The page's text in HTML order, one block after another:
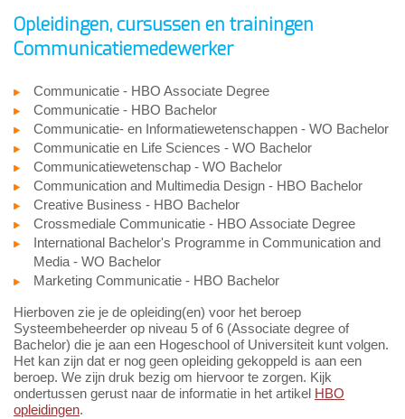
Opleidingen, cursussen en trainingen
Communicatiemedewerker
Communicatie - HBO Associate Degree
Communicatie - HBO Bachelor
Communicatie- en Informatiewetenschappen - WO Bachelor
Communicatie en Life Sciences - WO Bachelor
Communicatiewetenschap - WO Bachelor
Communication and Multimedia Design - HBO Bachelor
Creative Business - HBO Bachelor
Crossmediale Communicatie - HBO Associate Degree
International Bachelor's Programme in Communication and
Media - WO Bachelor
Marketing Communicatie - HBO Bachelor
Hierboven zie je de opleiding(en) voor het beroep
Systeembeheerder op niveau 5 of 6 (Associate degree of
Bachelor) die je aan een Hogeschool of Universiteit kunt volgen.
Het kan zijn dat er nog geen opleiding gekoppeld is aan een
beroep. We zijn druk bezig om hiervoor te zorgen. Kijk
ondertussen gerust naar de informatie in het artikel HBO
opleidingen.